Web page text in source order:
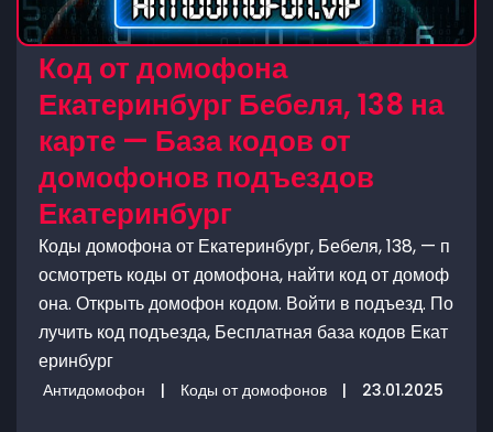
Код от домофона
Екатеринбург Бебеля, 138 на
карте — База кодов от
домофонов подъездов
Екатеринбург
Коды домофона от Екатеринбург, Бебеля, 138, — п
осмотреть коды от домофона, найти код от домоф
она. Открыть домофон кодом. Войти в подъезд. По
лучить код подъезда, Бесплатная база кодов Екат
еринбург
Антидомофон | Коды от домофонов | 23.01.2025